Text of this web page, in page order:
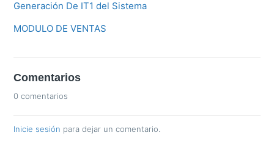
Generación De IT1 del Sistema
MODULO DE VENTAS
Comentarios
0 comentarios
Inicie sesión para dejar un comentario.